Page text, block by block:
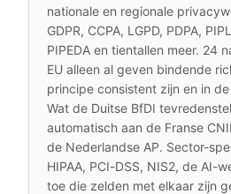
nationale en regionale
GDPR, CCPA, LGPD, PDPA,
PIPEDA en tientallen meer. 24
EU alleen al geven bindende
principe consistent zijn en in
Wat de Duitse BfDI
automatisch aan de Franse
de Nederlandse AP. Sector-
HIPAA, PCI-DSS, NIS2, de AI-
toe die zelden met elkaar zijn